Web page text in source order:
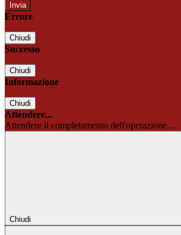
Errore
Chiudi
Successo
Chiudi
Informazione
Chiudi
Attendere...
Attendere il completamento dell'operazione...
Chiudi